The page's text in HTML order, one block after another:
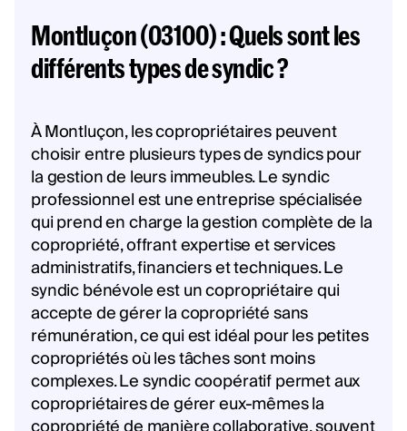
Montluçon (03100) : Quels sont les
différents types de syndic ?
À Montluçon, les copropriétaires peuvent
choisir entre plusieurs types de syndics pour
la gestion de leurs immeubles. Le syndic
professionnel est une entreprise spécialisée
qui prend en charge la gestion complète de la
copropriété, offrant expertise et services
administratifs, financiers et techniques. Le
syndic bénévole est un copropriétaire qui
accepte de gérer la copropriété sans
rémunération, ce qui est idéal pour les petites
copropriétés où les tâches sont moins
complexes. Le syndic coopératif permet aux
copropriétaires de gérer eux-mêmes la